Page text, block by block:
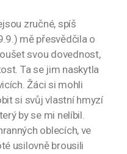
zručné, spíš
mě přesvědčila o
svou dovednost,
Ta se jim naskytla
Žáci si mohli
si svůj vlastní hmyzí
by se mi nelíbil.
oblecích, ve
usilovně brousili